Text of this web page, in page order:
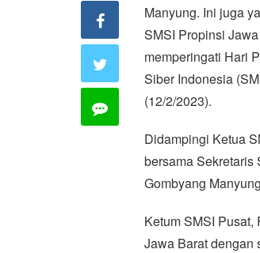
Manyung. Ini juga
SMSI Propinsi
memperingati Hari
Siber Indonesia
(12/2/2023).
Didampingi Ketua
bersama Sekretaris
Gombyang
Ketum SMSI
Jawa Barat dengan